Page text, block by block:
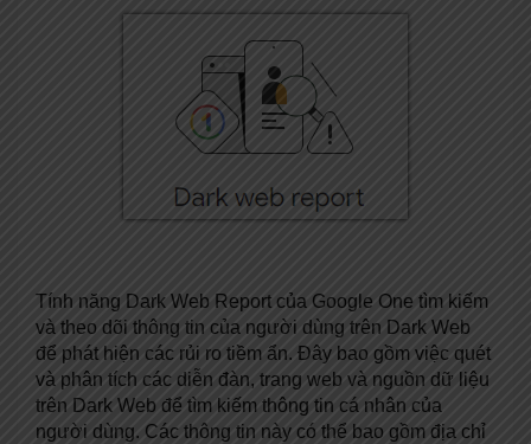
Tính năng Dark Web Report của Google One tìm kiếm
và theo dõi thông tin của người dùng trên Dark Web
để phát hiện các rủi ro tiềm ẩn. Đây bao gồm việc quét
và phân tích các diễn đàn, trang web và nguồn dữ liệu
trên Dark Web để tìm kiếm thông tin cá nhân của
người dùng. Các thông tin này có thể bao gồm địa chỉ